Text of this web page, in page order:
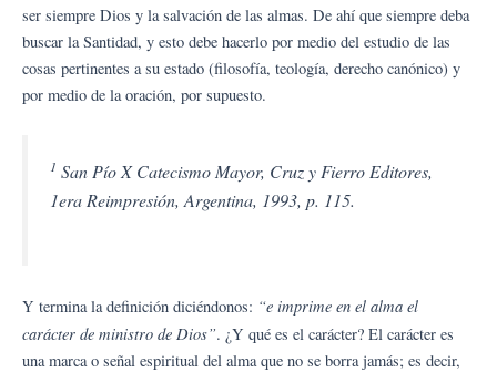
ser siempre Dios y la salvación de las almas. De ahí que siempre deba
buscar la Santidad, y esto debe hacerlo por medio del estudio de las
cosas pertinentes a su estado (filosofía, teología, derecho canónico) y
por medio de la oración, por supuesto.
1 San Pío X Catecismo Mayor, Cruz y Fierro Editores,
1era Reimpresión, Argentina, 1993, p. 115.
Y termina la definición diciéndonos: “e imprime en el alma el
carácter de ministro de Dios”. ¿Y qué es el carácter? El carácter es
una marca o señal espiritual del alma que no se borra jamás; es decir,